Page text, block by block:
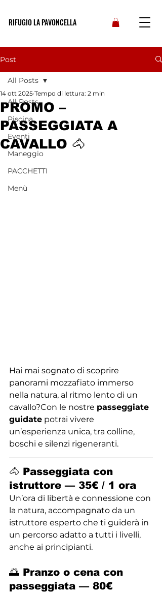
RIFUGIO LA PAVONCELLA
Post
All Posts
Piscina
Eventi
Maneggio
PACCHETTI
Menù
All Posts
PROMO –
PASSEGGIATA A
CAVALLO 🐴
14 ott 2025 Tempo di lettura: 2 min
Hai mai sognato di scoprire
panorami mozzafiato immerso
nella natura, al ritmo lento di un
cavallo?Con le nostre passeggiate
guidate potrai vivere
un’esperienza unica, tra colline,
boschi e silenzi rigeneranti.
🐴 Passeggiata con
istruttore — 35€ / 1 ora
Un’ora di libertà e connessione con
la natura, accompagnato da un
istruttore esperto che ti guiderà in
un percorso adatto a tutti i livelli,
anche ai principianti.
🌅 Pranzo o cena con
passeggiata — 80€